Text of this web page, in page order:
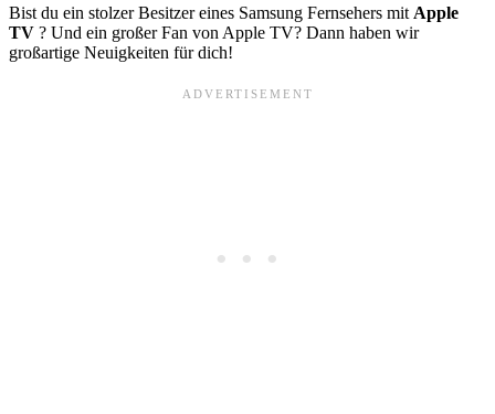
Bist du ein stolzer Besitzer eines Samsung Fernsehers mit Apple
TV ? Und ein großer Fan von Apple TV? Dann haben wir
großartige Neuigkeiten für dich!